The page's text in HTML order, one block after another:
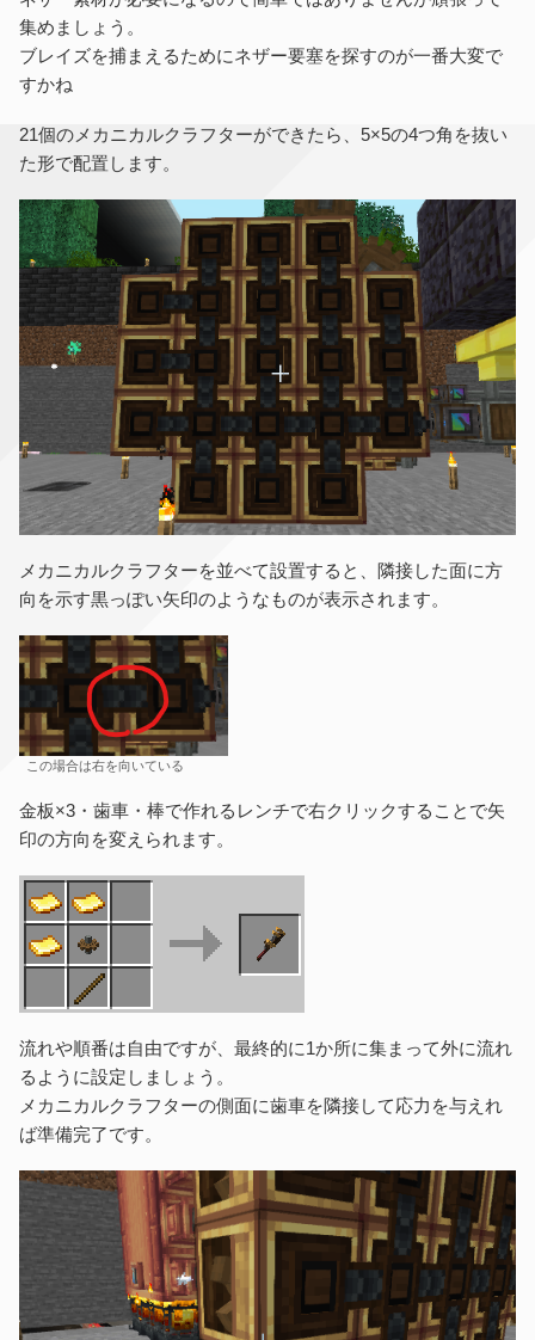
集めましょう。
ブレイズを捕まえるためにネザー要塞を探すのが一番大変で
すかね
21個のメカニカルクラフターができたら、5×5の4つ角を抜い
た形で配置します。
メカニカルクラフターを並べて設置すると、隣接した面に方
向を示す黒っぽい矢印のようなものが表示されます。
この場合は右を向いている
金板×3・歯車・棒で作れるレンチで右クリックすることで矢
印の方向を変えられます。
流れや順番は自由ですが、最終的に1か所に集まって外に流れ
るように設定しましょう。
メカニカルクラフターの側面に歯車を隣接して応力を与えれ
ば準備完了です。